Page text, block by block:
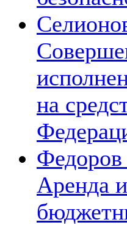
на
Аренда